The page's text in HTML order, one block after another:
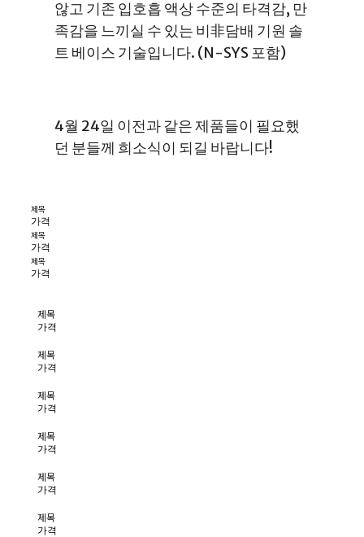
않고 기존 입호흡 액상 수준의 타격감, 만
족감을 느끼실 수 있는 비非담배 기원 솔
트 베이스 기술입니다. (N-SYS 포함)
4월 24일 이전과 같은 제품들이 필요했
던 분들께 희소식이 되길 바랍니다!
제목
가격
제목
가격
제목
가격
제목
가격
제목
가격
제목
가격
제목
가격
제목
가격
제목
가격